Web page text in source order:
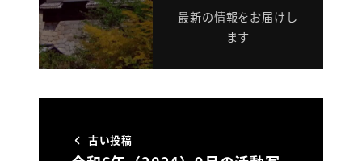
最新の情報をお届けし
ます
古い投稿